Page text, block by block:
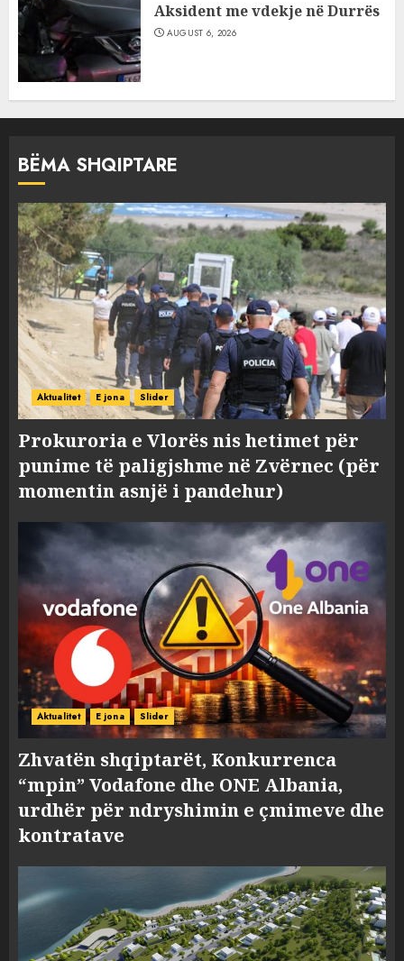
Aksident me vdekje në Durrës
AUGUST 6, 2026
BËMA SHQIPTARE
Aktualitet E jona Slider
Prokuroria e Vlorës nis hetimet për
punime të paligjshme në Zvërnec (për
momentin asnjë i pandehur)
Aktualitet E jona Slider
Zhvatën shqiptarët, Konkurrenca
“mpin” Vodafone dhe ONE Albania,
urdhër për ndryshimin e çmimeve dhe
kontratave